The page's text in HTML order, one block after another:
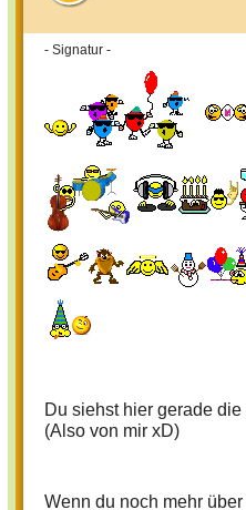
- Signatur -
Du siehst hier gerade
(Also von mir xD)
Wenn du noch mehr